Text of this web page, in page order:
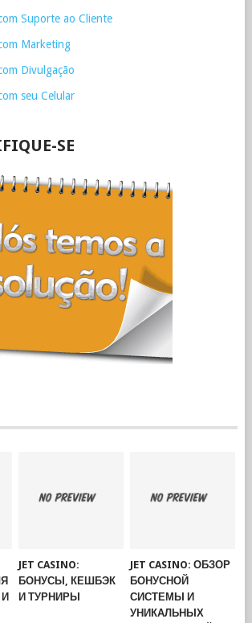
Suporte ao Cliente
Marketing
Divulgação
seu Celular
SE
JET CASINO:
БОНУСЫ, КЕШБЭК
И ТУРНИРЫ
JET CASINO: ОБЗОР
БОНУСНОЙ
СИСТЕМЫ И
УНИКАЛЬНЫХ